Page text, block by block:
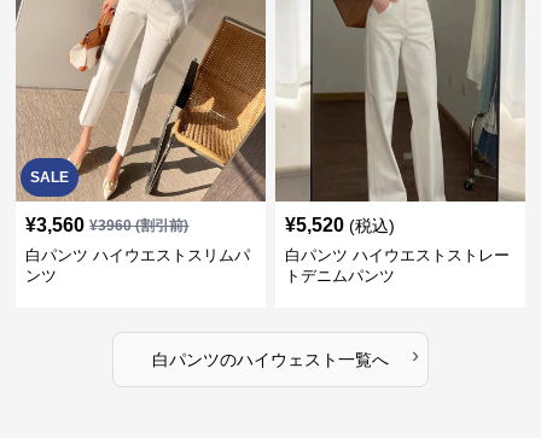
SALE
¥3,560 ¥3960(割引前)
白パンツ ハイウエストスリムパ
ンツ
¥5,520 (税込)
白パンツ ハイウエストストレー
トデニムパンツ
白パンツのハイウェスト一覧へ ›